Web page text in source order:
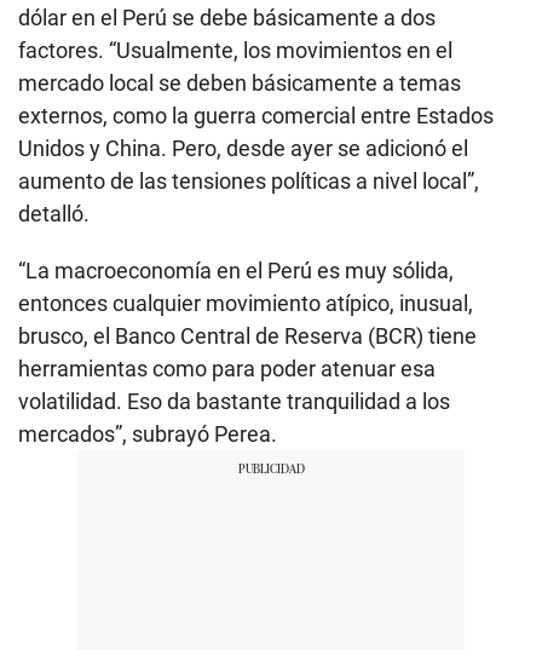
dólar en el Perú se debe básicamente a dos
factores. “Usualmente, los movimientos en el
mercado local se deben básicamente a temas
externos, como la guerra comercial entre Estados
Unidos y China. Pero, desde ayer se adicionó el
aumento de las tensiones políticas a nivel local”,
detalló.
“La macroeconomía en el Perú es muy sólida,
entonces cualquier movimiento atípico, inusual,
brusco, el Banco Central de Reserva (BCR) tiene
herramientas como para poder atenuar esa
volatilidad. Eso da bastante tranquilidad a los
mercados”, subrayó Perea.